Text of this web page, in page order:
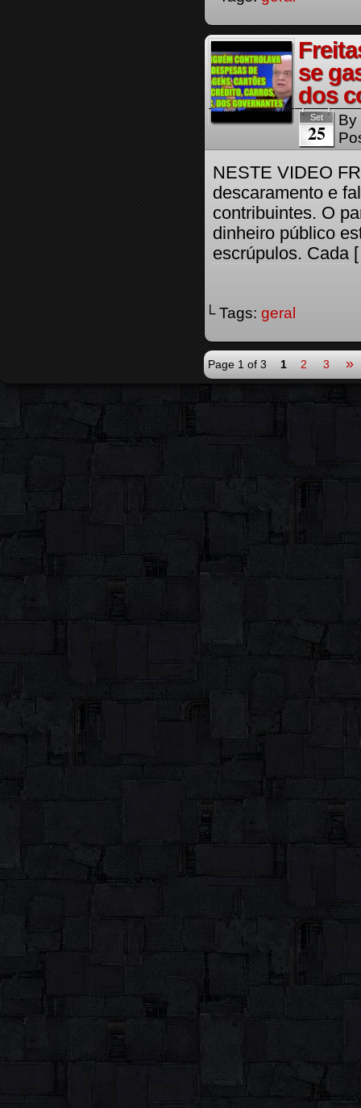
se
dos
Set
25
By
NESTE VIDEO
descaramento e
contribuintes. O
dinheiro público
escrúpulos. Cada
└ Tags: geral
Page 1 of 3 1 2 3 »